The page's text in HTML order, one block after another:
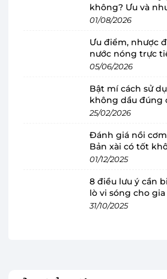
cho 2 - 4 người
màu đen - bạc kết hợp thiết
hợp mọi không gian bếp.
các gia đình nhỏ với 2-4 thành
quá nhiều diện tích.
không? Ưu và
01/08/2026
Ưu điểm, nhược
nước nóng trực
05/06/2026
Bật mí cách sử
không dầu đúng
bền
25/02/2026
Đánh giá nồi
Bản xài có tốt
01/12/2025
8 điều lưu ý cần
lò vi sóng cho
31/10/2025